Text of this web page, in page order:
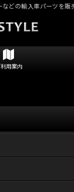
どの輸入車パーツを販
用案内